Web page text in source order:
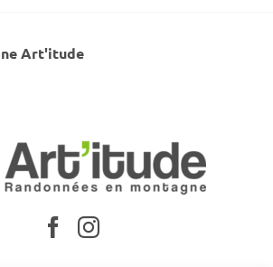
Art'itude